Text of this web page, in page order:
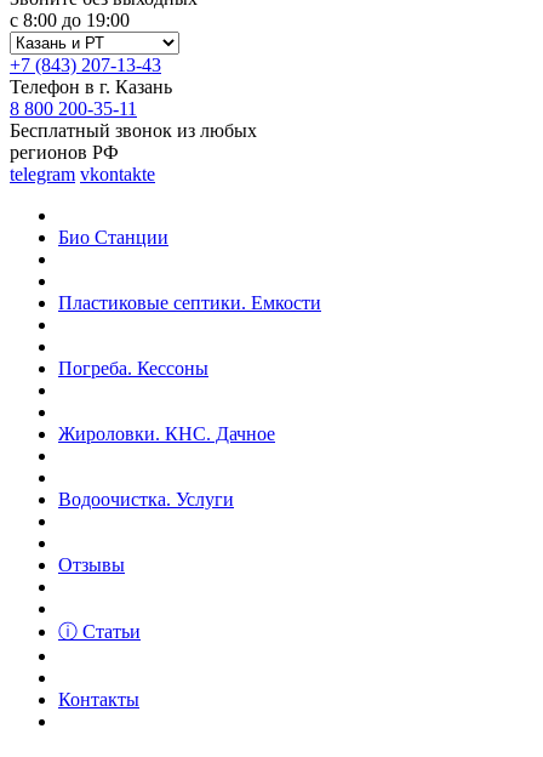
с 8:00 до 19:00
+7 (843) 207-13-43
Телефон в г. Казань
8 800 200-35-11
Бесплатный звонок из любых
регионов РФ
telegram vkontakte
Био Станции
Пластиковые септики. Емкости
Погреба. Кессоны
Жироловки. КНС. Дачное
Водоочистка. Услуги
Отзывы
ⓘ Статьи
Контакты